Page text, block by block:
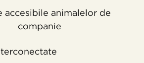
accesibile animalelor de
companie